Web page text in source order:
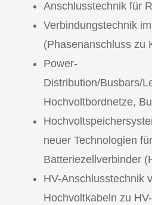
Anschlusstechnik für
Verbindungstechnik
(Phasenanschluss zu
Power-
Distribution/Busbars/
Hochvoltbordnetze,
neuer Technologien für
Batteriezellverbinder
HV-Anschlusstechnik
Hochvoltkabeln zu